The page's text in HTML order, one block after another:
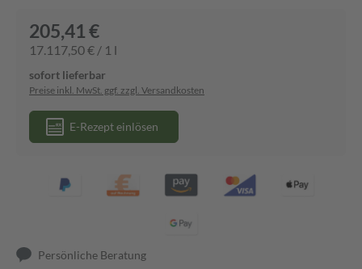
205,41 €
17.117,50 € / 1 l
sofort lieferbar
Preise inkl. MwSt. ggf. zzgl. Versandkosten
E-Rezept einlösen
Persönliche Beratung